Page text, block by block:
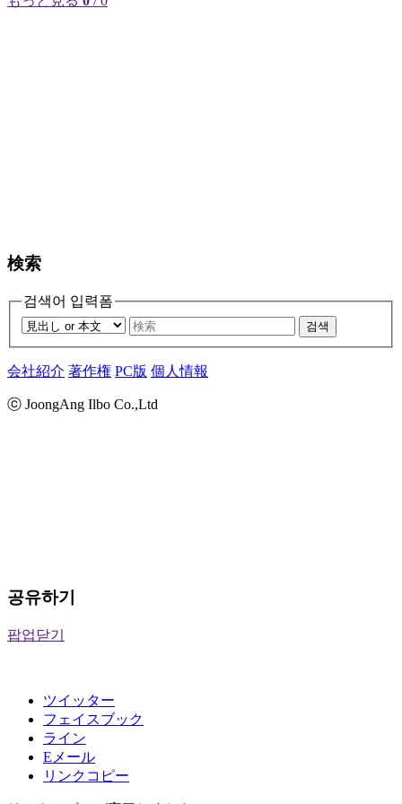
検索
검색어 입력폼
검색
会社紹介 著作権 PC版 個人情報
ⓒ JoongAng Ilbo Co.,Ltd
공유하기
팝업닫기
ツイッター
フェイスブック
ライン
Eメール
リンクコピー